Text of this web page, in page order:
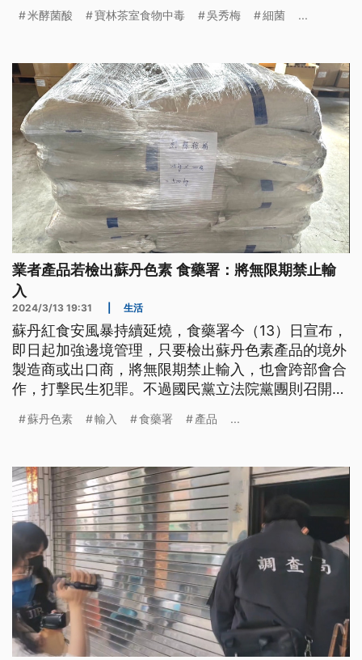
米酵菌酸 寶林茶室食物中毒 吳秀梅 細菌 ...
業者產品若檢出蘇丹色素 食藥署：將無限期禁止輸
入
2024/3/13 19:31 生活
蘇丹紅食安風暴持續延燒，食藥署今（13）日宣布，
即日起加強邊境管理，只要檢出蘇丹色素產品的境外
製造商或出口商，將無限期禁止輸入，也會跨部會合
作，打擊民生犯罪。不過國民黨立法院黨團則召開記
薛瑞元、食藥署長吳秀梅下台負責。
蘇丹色素 輸入 食藥署 產品 ...